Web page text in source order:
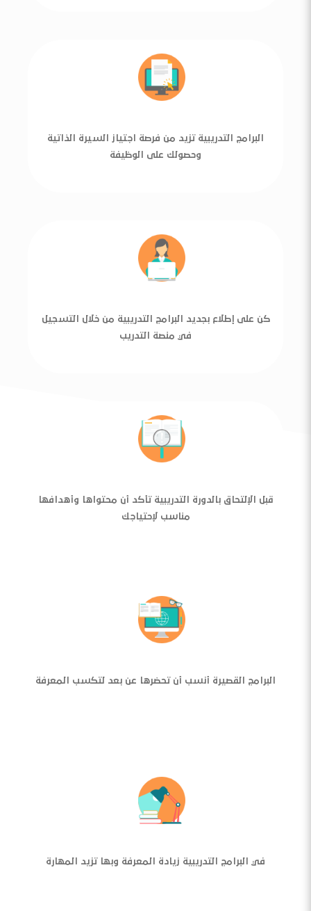
البرامج التدريبية تزيد من فرصة اجتياز السيرة الذاتية
وحصولك على الوظيفة
كن على إطلاع بجديد البرامج التدريبية من خلال التسجيل
في منصة التدريب
قبل الإلتحاق بالدورة التدريبية تأكد أن محتواها وأهدافها
مناسب لإحتياجك
البرامج القصيرة أنسب أن تحضرها عن بعد لتكسب المعرفة
في البرامج التدريبية زيادة المعرفة وبها تزيد المهارة